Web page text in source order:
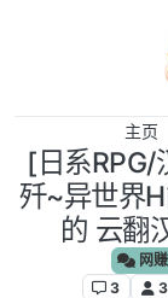
主页
[日系RPG/
歼~异世界
的 云翻
网
3
3